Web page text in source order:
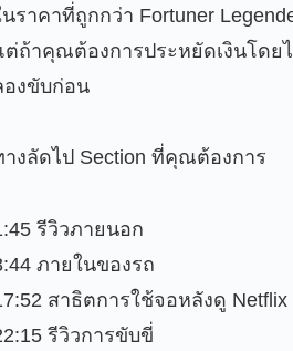
นราคาที่ถูกกว่า Fortuner
ต่ถ้าคุณต้องการประหยัดเงินโดย
องขับก่อน
างลัดไป Section ที่คุณต้องการ
รีวิวภายนอก
ภายในของรถ
สาธิตการใช้จอหลังดู
รีวิวการขับขี่